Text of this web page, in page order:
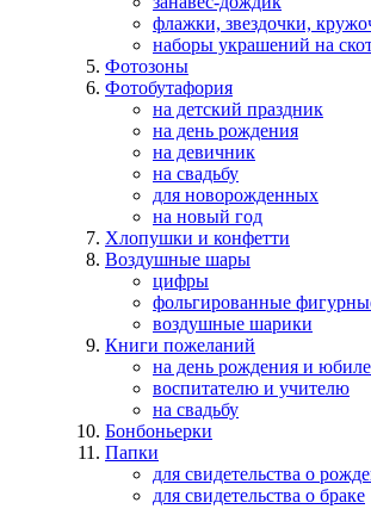
флажки, звездочки,
наборы украшений на
Фотозоны
Фотобутафория
на детский праздник
на день рождения
на девичник
на свадьбу
для новорожденных
на новый год
Хлопушки и конфетти
Воздушные шары
цифры
фольгированные
воздушные шарики
Книги пожеланий
на день рождения и
воспитателю и учителю
на свадьбу
Бонбоньерки
Папки
для свидетельства о
для свидетельства о браке